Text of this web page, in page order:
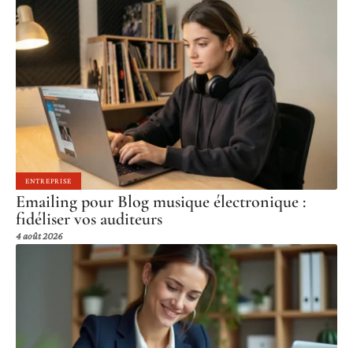
ENTREPRISE
Emailing pour Blog musique électronique :
fidéliser vos auditeurs
4 août 2026